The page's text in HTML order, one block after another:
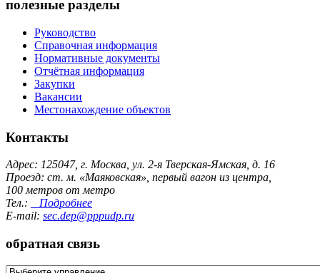
полезные разделы
Руководство
Справочная информация
Нормативные документы
Отчётная информация
Закупки
Вакансии
Местонахождение объектов
Контакты
Адрес: 125047, г. Москва, ул. 2-я Тверская-Ямская, д. 16
Проезд: ст. м. «Маяковская», первый вагон из центра,
100 метров от метро
Тел.:
Подробнее
E-mail: sec.dep@pppudp.ru
обратная связь